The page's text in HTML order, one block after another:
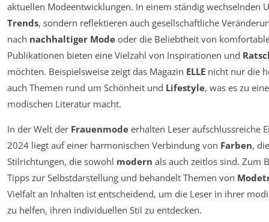
aktuellen Modeentwicklungen. In einem ständig wechselnden
Trends, sondern reflektieren auch gesellschaftliche
nach nachhaltiger Mode oder die Beliebtheit von
Publikationen bieten eine Vielzahl von Inspirationen und
möchten. Beispielsweise zeigt das Magazin ELLE nicht nur die
auch Themen rund um Schönheit und Lifestyle, was es zu
modischen Literatur macht.
In der Welt der Frauenmode erhalten Leser aufschlussreiche
2024 liegt auf einer harmonischen Verbindung von Farben,
Stilrichtungen, die sowohl modern als auch zeitlos sind. Zum
Tipps zur Selbstdarstellung und behandelt Themen von
Vielfalt an Inhalten ist entscheidend, um die Leser in ihrer
zu helfen, ihren individuellen Stil zu entdecken.